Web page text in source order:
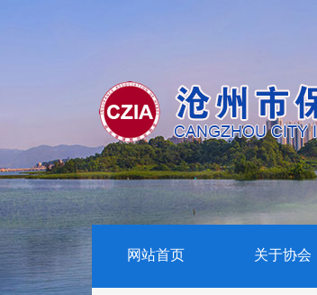
网站首页 关于协会